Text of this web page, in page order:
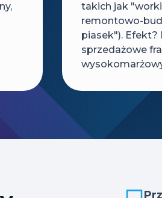
takich jak
remontowo-
piasek"). Efekt?
sprzedażowe